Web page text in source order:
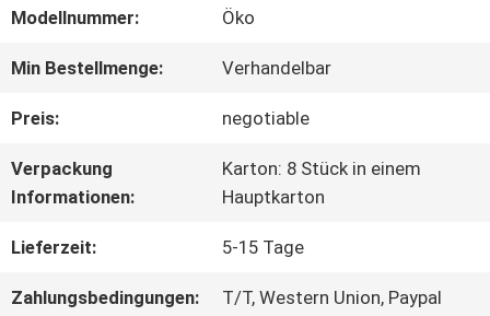
ÜBER
UNS
AUSFLUG
QUALITÄTSKONTROLLE
Modellnummer: Öko
Min Bestellmenge: Verhandelbar
Preis: negotiable
Verpackung
Informationen:
Karton: 8 Stück in einem
Hauptkarton
Lieferzeit: 5-15 Tage
Zahlungsbedingungen: T/T, Western Union, Paypal